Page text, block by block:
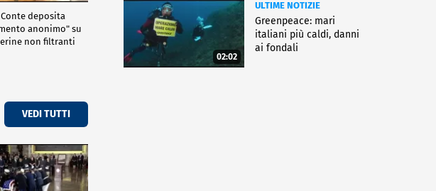
deposita
anonimo" su
non filtranti
VEDI TUTTI
02:02
ULTIME NOTIZIE
Greenpeace: mari
italiani più caldi, danni
ai fondali